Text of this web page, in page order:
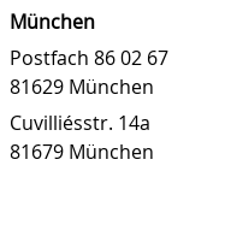
München
Postfach 86 02 67
81629 München
Cuvilliésstr. 14a
81679 München